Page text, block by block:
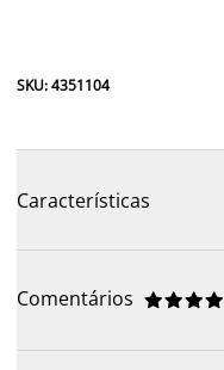
SKU: 4351104
Características
Comentários 



